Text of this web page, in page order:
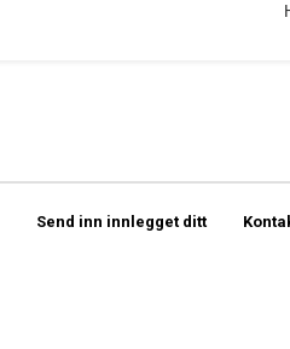
Send inn innlegget ditt